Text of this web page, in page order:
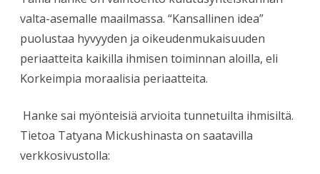
valta-asemalle maailmassa. “Kansallinen idea”
puolustaa hyvyyden ja oikeudenmukaisuuden
periaatteita kaikilla ihmisen toiminnan aloilla, eli
Korkeimpia moraalisia periaatteita.
Hanke sai myönteisiä arvioita tunnetuilta ihmisiltä.
Tietoa Tatyana Mickushinasta on saatavilla
verkkosivustolla: